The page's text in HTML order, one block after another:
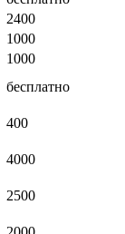
2400
1000
1000
бесплатно
400
4000
2500